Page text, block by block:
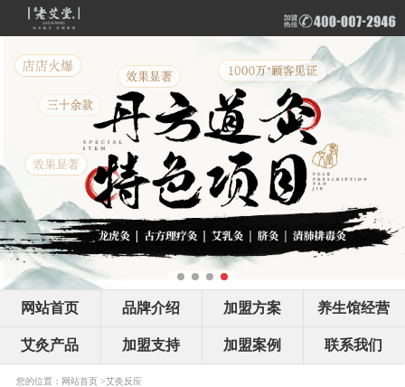
网站首页 品牌介绍 加盟方案 养生馆经营
艾灸产品 加盟支持 加盟案例 联系我们
您的位置： 网站首页>艾灸反应